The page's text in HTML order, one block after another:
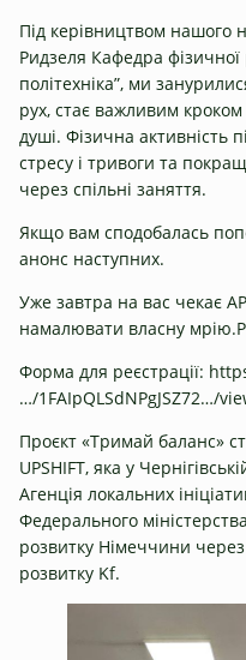
Під керівництвом нашого
Ридзеля Кафедра фізичної
політехніка”, ми
рух, стає важливим кроком
душі. Фізична активність
стресу і тривоги та
через спільні заняття.
Якщо вам сподобалась
анонс наступних.
Уже завтра на вас чекає
намалювати власну
Форма для реєстрації:
…/1FAIpQLSdNPgJSZ72…/
Проєкт «Тримай баланс»
UPSHIFT, яка у
Агенція локальних
Федерального
розвитку Німеччини
розвитку Kf.